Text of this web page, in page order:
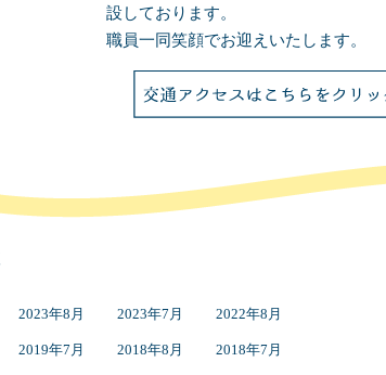
設しております。
職員一同笑顔でお迎えいたします。
2023年8月 2023年7月 2022年8月
2019年7月 2018年8月 2018年7月